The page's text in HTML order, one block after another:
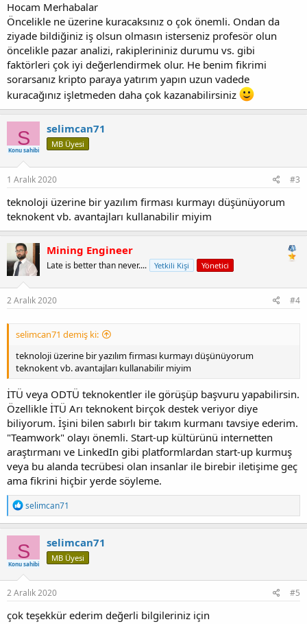
Hocam Merhabalar
Öncelikle ne üzerine kuracaksınız o çok önemli. Ondan da
ziyade bildiğiniz iş olsun olmasın isterseniz profesör olun
öncelikle pazar analizi, rakiplerininiz durumu vs. gibi
faktörleri çok iyi değerlendirmek olur. He benim fikrimi
sorarsanız kripto paraya yatırım yapın uzun vadede
kuracağınız işletmeden daha çok kazanabilirsiniz
Konu sahibi
S selimcan71
MB Üyesi
1 Aralık 2020 #3
teknoloji üzerine bir yazılım firması kurmayı düşünüyorum
teknokent vb. avantajları kullanabilir miyim
Mining Engineer
Late is better than never.... Yetkili Kişi Yönetici
2 Aralık 2020 #4
selimcan71 demiş ki:
teknoloji üzerine bir yazılım firması kurmayı düşünüyorum
teknokent vb. avantajları kullanabilir miyim
İTÜ veya ODTÜ teknokentler ile görüşüp başvuru yapabilirsin.
Özellikle İTÜ Arı teknokent birçok destek veriyor diye
biliyorum. İşini bilen sabırlı bir takım kurmanı tavsiye ederim.
"Teamwork" olayı önemli. Start-up kültürünü internetten
araştırmanı ve LinkedIn gibi platformlardan start-up kurmuş
veya bu alanda tecrübesi olan insanlar ile birebir iletişime geç
ama fikrini hiçbir yerde söyleme.
T
e
p
k
i
l
e
r
:
selimcan71
Konu sahibi
S selimcan71
MB Üyesi
2 Aralık 2020 #5
çok teşekkür ederim değerli bilgileriniz için